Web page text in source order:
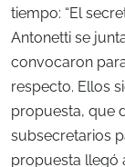
tiempo: “El
Antonetti se
convocaron
respecto. Ellos
propuesta, que
subsecretarios
propuesta llegó